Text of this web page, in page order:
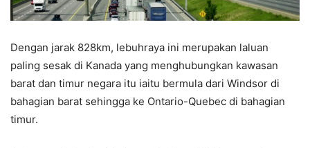
Dengan jarak 828km, lebuhraya ini merupakan laluan
paling sesak di Kanada yang menghubungkan kawasan
barat dan timur negara itu iaitu bermula dari Windsor di
bahagian barat sehingga ke Ontario-Quebec di bahagian
timur.